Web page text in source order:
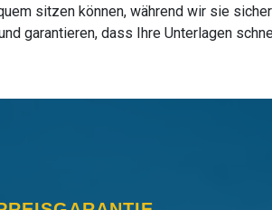
sitzen können, während wir sie
garantieren, dass Ihre Unterlagen